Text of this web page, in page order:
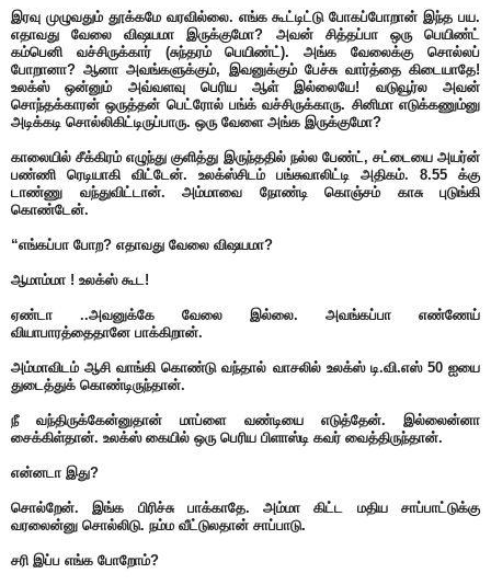
இரவு முழுவதும் தூக்கமே வரவில்லை. எங்க கூட்டிட்டு போகப்போறான் இந்த பய.
எதாவது வேலை விஷயமா இருக்குமோ? அவன் சித்தப்பா ஒரு பெயிண்ட்
கம்பெனி வச்சிருக்கார் (சுந்தரம் பெயிண்ட்). அங்க வேலைக்கு சொல்லப்
போறானா? ஆனா அவங்களுக்கும், இவனுக்கும் பேச்சு வார்த்தை கிடையாதே!
உலக்ஸ் ஒன்னும் அவ்வளவு பெரிய ஆள் இல்லையே! வடுவூர்ல அவன்
சொந்தக்காரன் ஒருத்தன் பெட்ரோல் பங்க் வச்சிருக்காரு. சினிமா எடுக்கணும்னு
அடிக்கடி சொல்லிகிட்டிருப்பாரு. ஒரு வேளை அங்க இருக்குமோ?
காலையில் சீக்கிரம் எழுந்து குளித்து இருந்ததில் நல்ல பேண்ட், சட்டையை அயர்ன்
பண்ணி ரெடியாகி விட்டேன். உலக்ஸ்சிடம் பங்சுவாலிட்டி அதிகம். 8.55 க்கு
டாண்ணு வந்துவிட்டான். அம்மாவை நோண்டி கொஞ்சம் காசு புடுங்கி
கொண்டேன்.
“எங்கப்பா போற? எதாவது வேலை விஷயமா?
ஆமாம்மா ! உலக்ஸ் கூட!
ஏண்டா ..அவனுக்கே வேலை இல்லை. அவங்கப்பா எண்ணேய்
வியாபாரத்தைதானே பாக்கிறான்.
அம்மாவிடம் ஆசி வாங்கி கொண்டு வந்தால் வாசலில் உலக்ஸ் டி.வி.எஸ் 50 ஐயை
துடைத்துக் கொண்டிருந்தான்.
நீ வந்திருக்கேன்னுதான் மாப்ளை வண்டியை எடுத்தேன். இல்லைன்னா
சைக்கிள்தான். உலக்ஸ் கையில் ஒரு பெரிய பிளாஸ்டி கவர் வைத்திருந்தான்.
என்னடா இது?
சொல்றேன். இங்க பிரிச்சு பாக்காதே. அம்மா கிட்ட மதிய சாப்பாட்டுக்கு
வரலைன்னு சொல்லிடு. நம்ம வீட்டுலதான் சாப்பாடு.
சரி இப்ப எங்க போறோம்?